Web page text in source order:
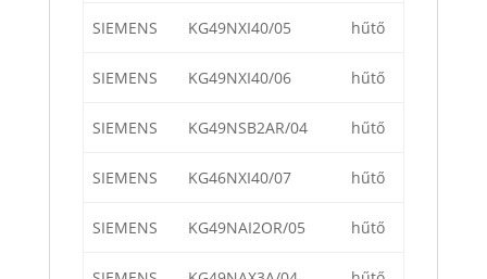
SIEMENS KG49NXI40/05 hűtő
SIEMENS KG49NXI40/06 hűtő
SIEMENS KG49NSB2AR/04 hűtő
SIEMENS KG46NXI40/07 hűtő
SIEMENS KG49NAI2OR/05 hűtő